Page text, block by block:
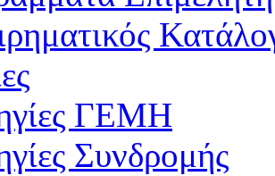
ΓΕΜΗ
Συνδρομής